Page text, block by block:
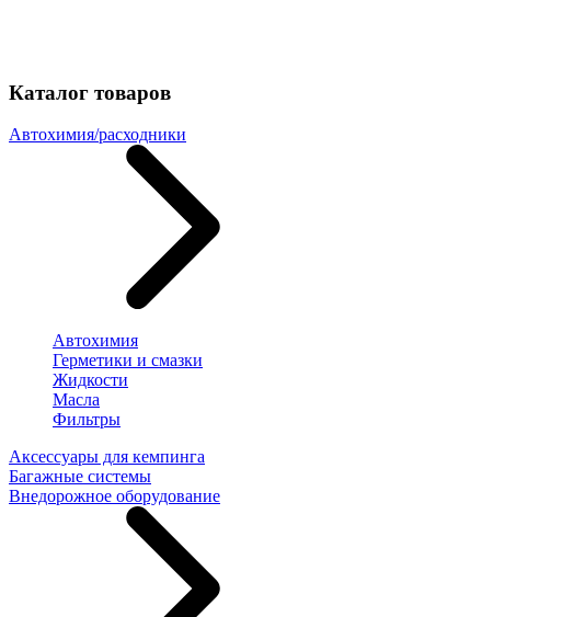
Каталог товаров
Автохимия/расходники
Автохимия
Герметики и смазки
Жидкости
Масла
Фильтры
Аксессуары для кемпинга
Багажные системы
Внедорожное оборудование